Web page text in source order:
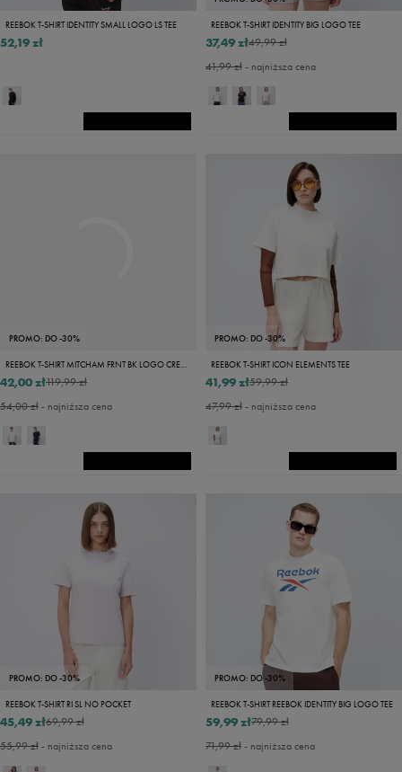
REEBOK T-SHIRT IDENTITY SMALL LOGO LS TEE
52,19 zł
REEBOK T-SHIRT IDENTITY BIG LOGO TEE
49,99 zł
37,49 zł
41,99 zł- najniższa cena
PROMO: DO -30%
REEBOK T-SHIRT MITCHAM FRNT BK LOGO CREW NECK
119,99 zł
42,00 zł
54,00 zł- najniższa cena
PROMO: DO -30%
REEBOK T-SHIRT ICON ELEMENTS TEE
59,99 zł
41,99 zł
47,99 zł- najniższa cena
PROMO: DO -30%
REEBOK T-SHIRT RI SL NO POCKET
69,99 zł
45,49 zł
55,99 zł- najniższa cena
PROMO: DO -30%
REEBOK T-SHIRT REEBOK IDENTITY BIG LOGO TEE
79,99 zł
59,99 zł
71,99 zł- najniższa cena